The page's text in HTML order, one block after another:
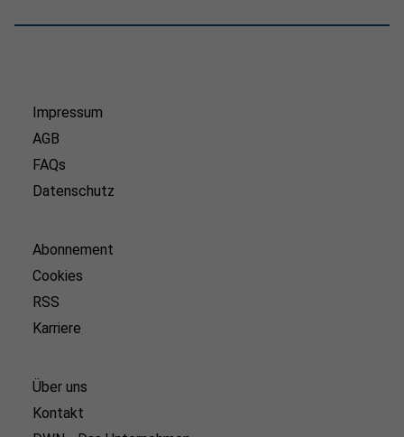
Impressum
AGB
FAQs
Datenschutz
Abonnement
Cookies
RSS
Karriere
Über uns
Kontakt